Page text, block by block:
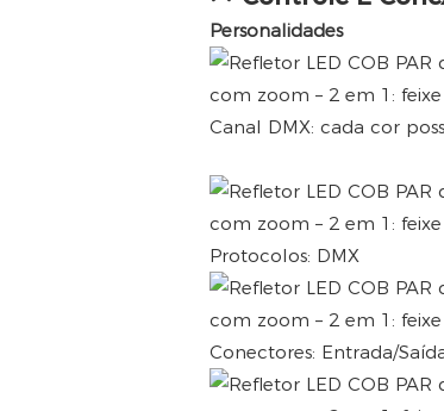
Personalidades
Canal DMX: cada cor
Protocolos: DMX
Conectores: Entrada/